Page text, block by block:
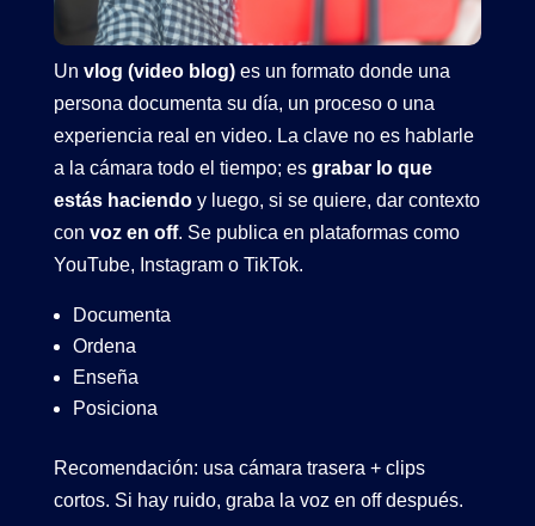
Un vlog (video blog)es un formato donde una
persona documenta su día, un proceso o una
experiencia real en video. La clave no es hablarle
a la cámara todo el tiempo; es grabar lo que
estás haciendoy luego, si se quiere, dar contexto
con voz en off. Se publica en plataformas como
YouTube, Instagram o TikTok.
Documenta
Ordena
Enseña
Posiciona
Recomendación: usa cámara trasera + clips
cortos. Si hay ruido, graba la voz en off después.